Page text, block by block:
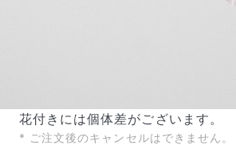
花付きには個体差がございます。
* ご注文後のキャンセルはできません。